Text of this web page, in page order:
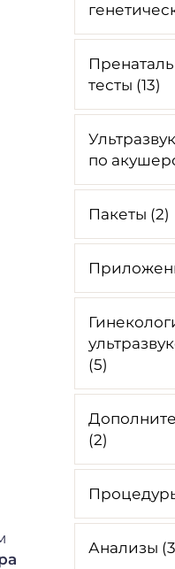
тесты (13)
по
Пакеты (2)
(5)
(2)
Анализы